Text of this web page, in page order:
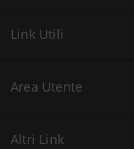
Link Utili
Area Utente
Altri Link